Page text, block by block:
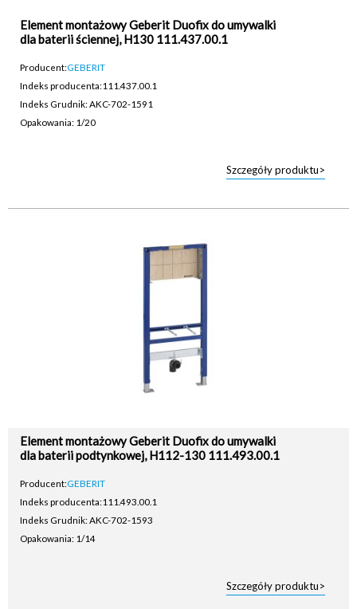
Element montażowy Geberit Duofix do umywalki
dla baterii ściennej, H130 111.437.00.1
Producent:GEBERIT
Indeks producenta:111.437.00.1
Indeks Grudnik: AKC-702-1591
Opakowania: 1/20
Szczegóły produktu>
Element montażowy Geberit Duofix do umywalki
dla baterii podtynkowej, H112-130 111.493.00.1
Producent:GEBERIT
Indeks producenta:111.493.00.1
Indeks Grudnik: AKC-702-1593
Opakowania: 1/14
Szczegóły produktu>